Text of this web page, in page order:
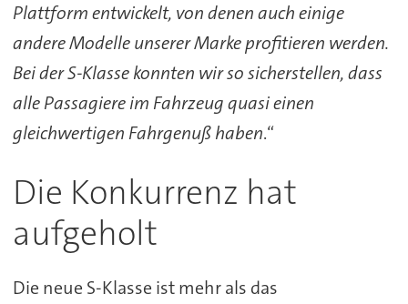
Plattform entwickelt, von denen auch einige
andere Modelle unserer Marke profitieren werden.
Bei der S-Klasse konnten wir so sicherstellen, dass
alle Passagiere im Fahrzeug quasi einen
gleichwertigen Fahrgenuß haben.“
Die Konkurrenz hat
aufgeholt
Die neue S-Klasse ist mehr als das